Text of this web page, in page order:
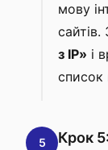
мову
сайтів.
з IP» і
список
5 Крок